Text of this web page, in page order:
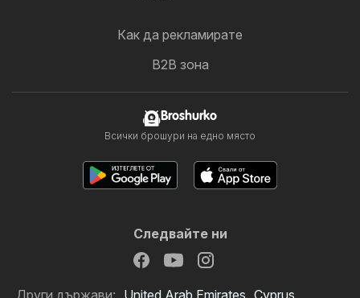
Как да рекламирате
B2B зона
Broshurko
Всички брошури на едно място
Следвайте ни
Други държави: United Arab Emirates Cyprus